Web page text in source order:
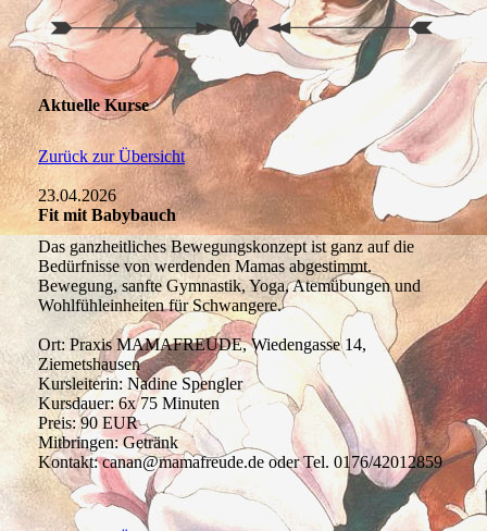
Aktuelle Kurse
Zurück zur Übersicht
23.04.2026
Fit mit Babybauch
Das ganzheitliches Bewegungskonzept ist ganz auf die
Bedürfnisse von werdenden Mamas abgestimmt.
Bewegung, sanfte Gymnastik, Yoga, Atemübungen und
Wohlfühleinheiten für Schwangere.
Ort: Praxis MAMAFREUDE, Wiedengasse 14,
Ziemetshausen
Kursleiterin: Nadine Spengler
Kursdauer: 6x 75 Minuten
Preis: 90 EUR
Mitbringen: Getränk
Kontakt: canan@mamafreude.de oder Tel. 0176/42012859